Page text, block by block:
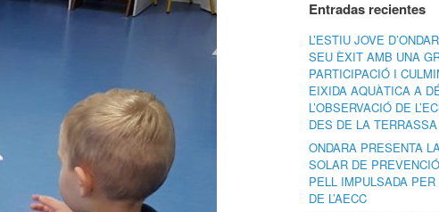
Entradas recientes
L’ESTIU JOVE
SEU ÈXIT AMB UNA
PARTICIPACIÓ I
EIXIDA AQUÀTICA A
L’OBSERVACIÓ DE
DES DE LA TERRASSA
ONDARA PRESENTA
SOLAR DE
PELL IMPULSADA
DE L’AECC